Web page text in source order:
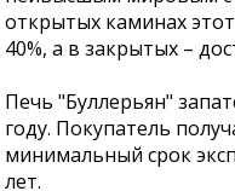
открытых каминах
40%, а в закрытых –
Печь "Буллерьян"
году. Покупатель
минимальный срок
лет.